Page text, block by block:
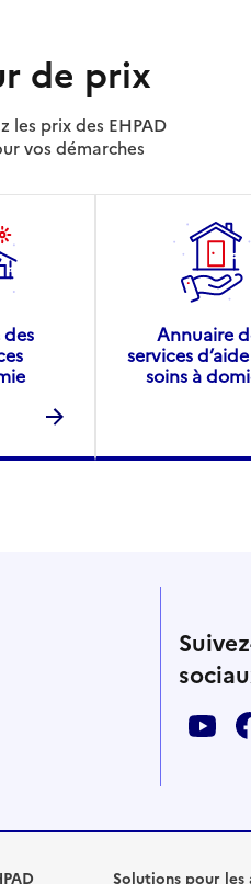
de prix
les prix des EHPAD
vos démarches
Annuaire
services
soins à
Solutions pour les